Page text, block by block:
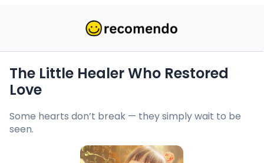
The Little Healer Who Restored
Love
Some hearts don’t break — they simply wait to be
seen.